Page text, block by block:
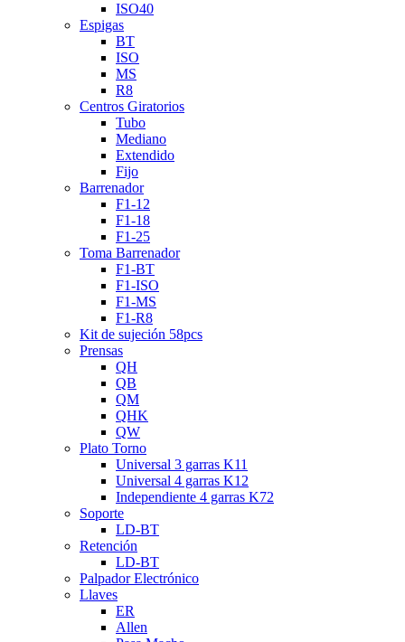
ISO40
Espigas
BT
ISO
MS
R8
Centros Giratorios
Tubo
Mediano
Extendido
Fijo
Barrenador
F1-12
F1-18
F1-25
Toma Barrenador
F1-BT
F1-ISO
F1-MS
F1-R8
Kit de sujeción 58pcs
Prensas
QH
QB
QM
QHK
QW
Plato Torno
Universal 3 garras K11
Universal 4 garras K12
Independiente 4 garras K72
Soporte
LD-BT
Retención
LD-BT
Palpador Electrónico
Llaves
ER
Allen